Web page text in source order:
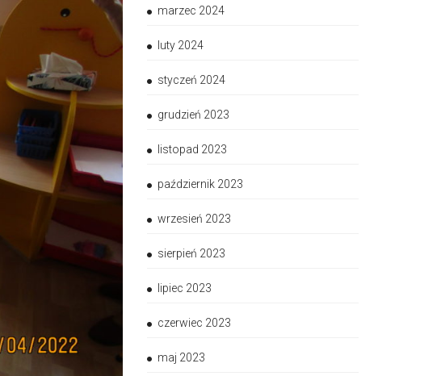
marzec 2024
luty 2024
styczeń 2024
grudzień 2023
listopad 2023
październik 2023
wrzesień 2023
sierpień 2023
lipiec 2023
czerwiec 2023
maj 2023